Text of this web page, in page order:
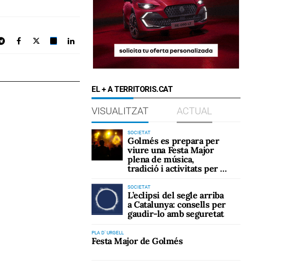
EL + A TERRITORIS.CAT
VISUALITZAT ACTUAL
SOCIETAT
Golmés es prepara per
viure una Festa Major
plena de música,
tradició i activitats per a
SOCIETAT
L’eclipsi del segle arriba
a Catalunya: consells per
gaudir-lo amb seguretat
PLA D' URGELL
Festa Major de Golmés